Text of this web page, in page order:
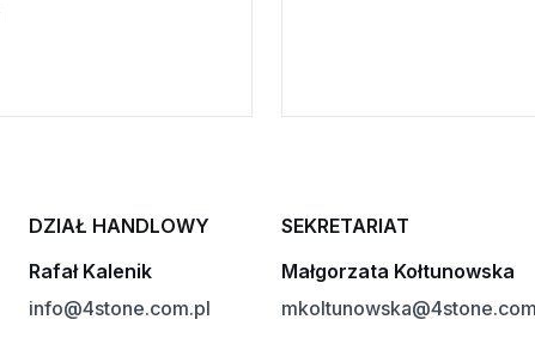
DZIAŁ HANDLOWY
Rafał Kalenik
info@4stone.com.pl
SEKRETARIAT
Małgorzata Kołtunowska